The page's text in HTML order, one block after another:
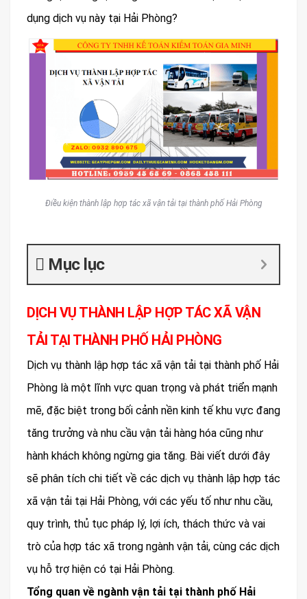
dụng dịch vụ này tại Hải Phòng?
Điều kiện thành lập hợp tác xã vận tải tại thành phố Hải Phòng
Mục lục
DỊCH VỤ THÀNH LẬP HỢP TÁC XÃ VẬN
TẢI TẠI THÀNH PHỐ HẢI PHÒNG
Dịch vụ thành lập hợp tác xã vận tải tại thành phố Hải
Phòng là một lĩnh vực quan trọng và phát triển mạnh
mẽ, đặc biệt trong bối cảnh nền kinh tế khu vực đang
tăng trưởng và nhu cầu vận tải hàng hóa cũng như
hành khách không ngừng gia tăng. Bài viết dưới đây
sẽ phân tích chi tiết về các dịch vụ thành lập hợp tác
xã vận tải tại Hải Phòng, với các yếu tố như nhu cầu,
quy trình, thủ tục pháp lý, lợi ích, thách thức và vai
trò của hợp tác xã trong ngành vận tải, cùng các dịch
vụ hỗ trợ hiện có tại Hải Phòng.
Tổng quan về ngành vận tải tại thành phố Hải